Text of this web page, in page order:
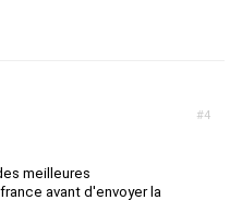
#4
meilleures
avant d'envoyer la